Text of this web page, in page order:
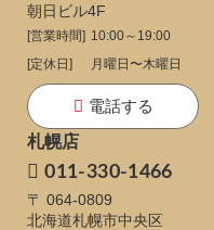
朝日ビル4F
[営業時間] 10:00～19:00
[定休日]
月曜日〜木曜日
電話する
札幌店
011-330-1466
〒 064-0809
北海道札幌市中央区